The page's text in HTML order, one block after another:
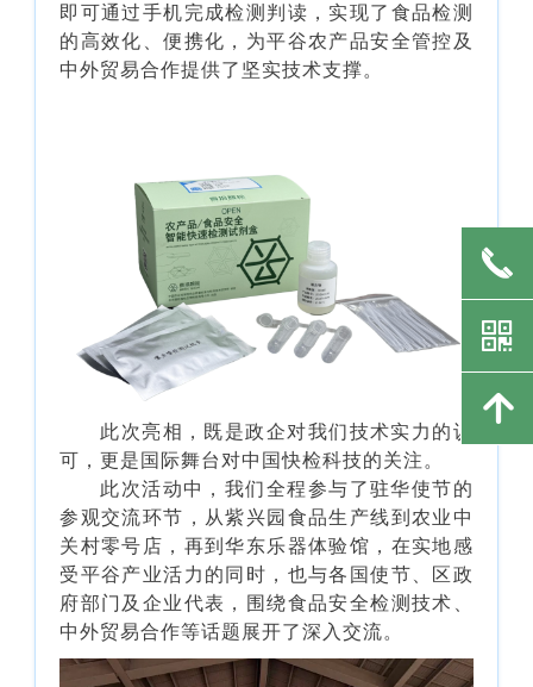
即可通过手机完成检测判读，实现了食品检测
的高效化、便携化，为平谷农产品安全管控及
中外贸易合作提供了坚实技术支撑。
此次亮相，既是政企对我们技术实力的认
可，更是国际舞台对中国快检科技的关注。
此次活动中，我们全程参与了驻华使节的
参观交流环节，从紫兴园食品生产线到农业中
关村零号店，再到华东乐器体验馆，在实地感
受平谷产业活力的同时，也与各国使节、区政
府部门及企业代表，围绕食品安全检测技术、
中外贸易合作等话题展开了深入交流。
끅
낃
녕